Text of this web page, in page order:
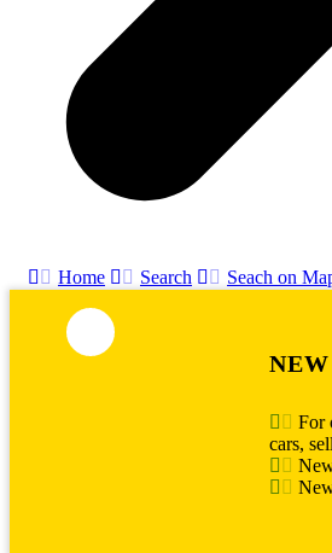
Home Search Seach on
For
cars,